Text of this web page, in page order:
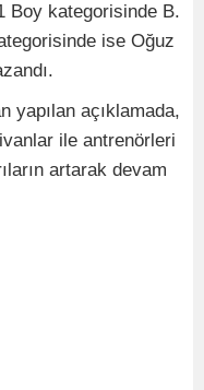
Boy kategorisinde B.
ise Oğuz
yapılan açıklamada,
ile antrenörleri
artarak devam